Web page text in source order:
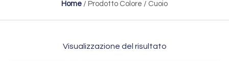
Home / Prodotto Colore / Cuoio
Visualizzazione del risultato